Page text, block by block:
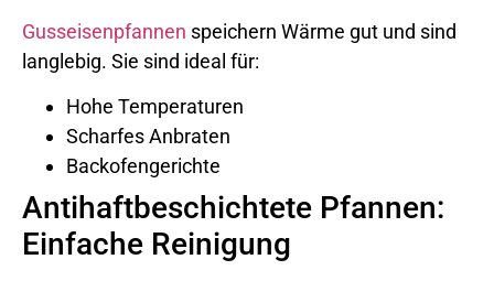
Gusseisenpfannen speichern Wärme gut und sind
langlebig. Sie sind ideal für:
Hohe Temperaturen
Scharfes Anbraten
Backofengerichte
Antihaftbeschichtete Pfannen:
Einfache Reinigung